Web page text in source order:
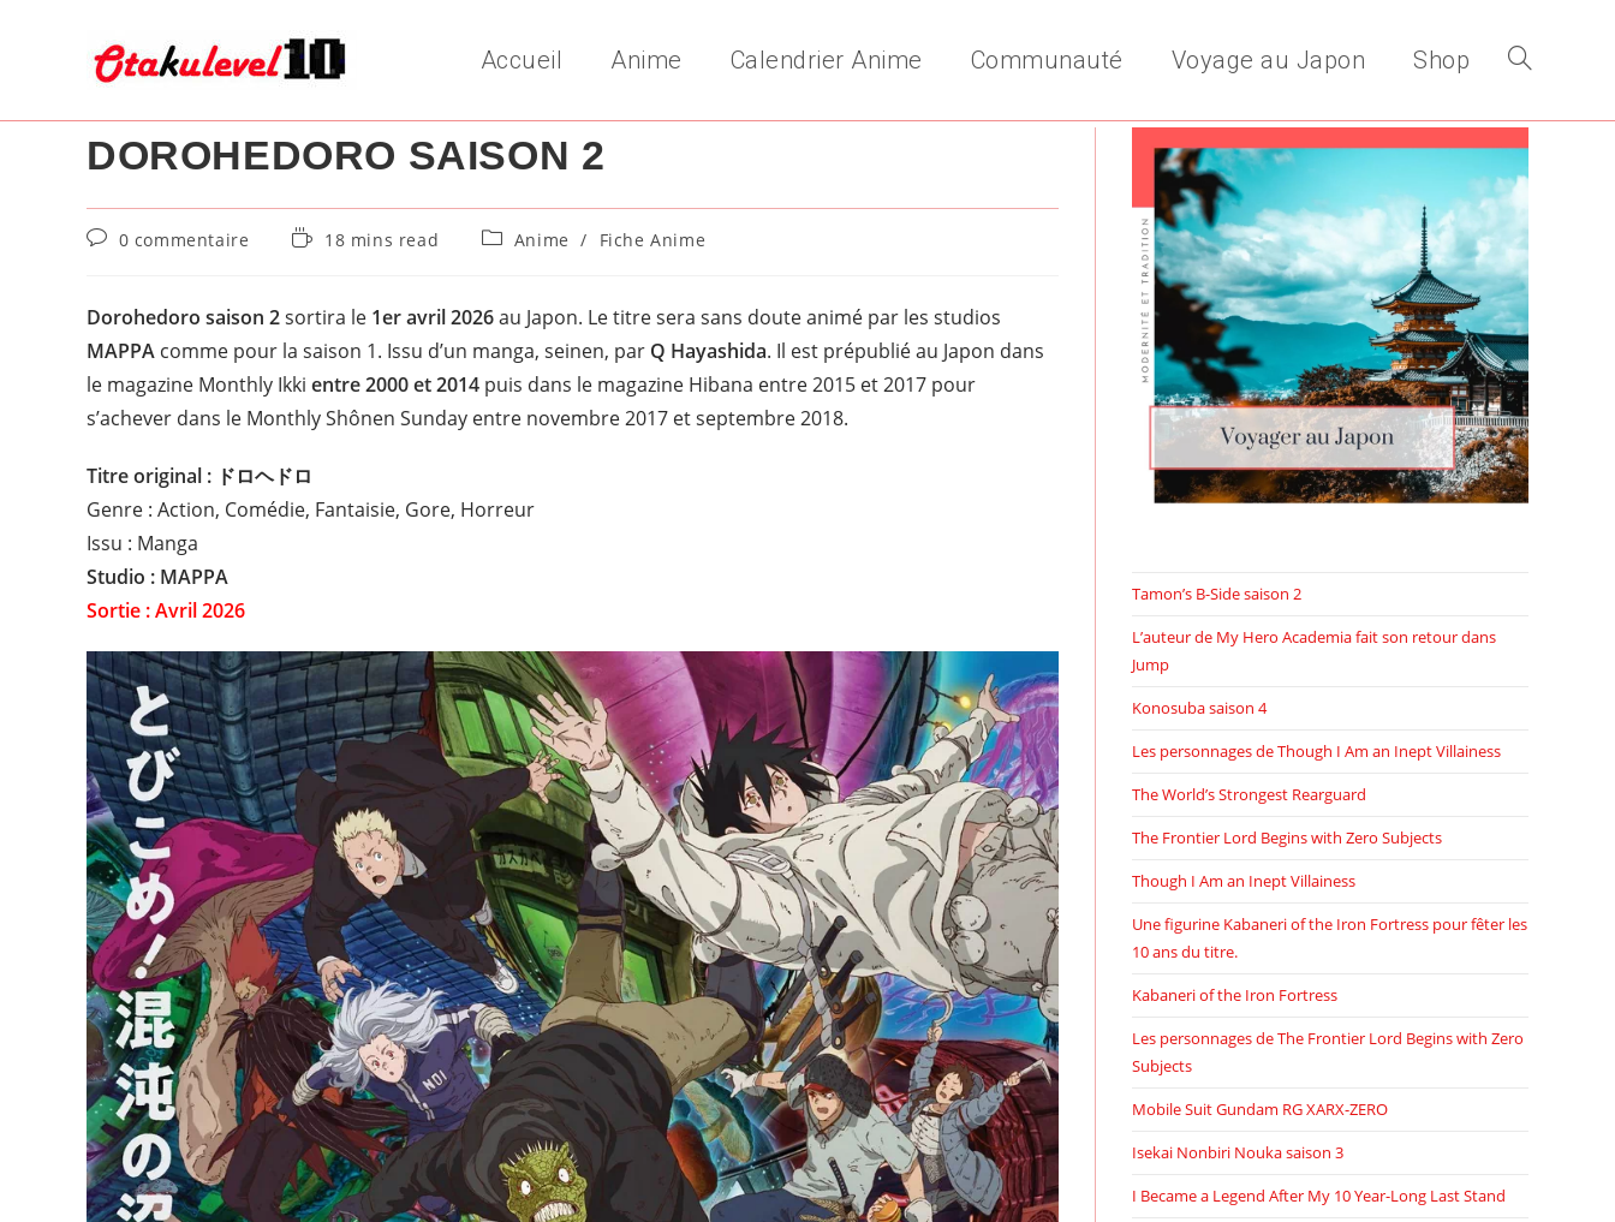
Accueil Anime Calendrier Anime Communauté Voyage au Japon Shop Toggle
website
search
DOROHEDORO SAISON 2
Commentaires
publication :
0 commentaire
Temps18 mins read
PostAnime / Fiche Anime
Dorohedoro saison 2sortira le 1er avril 2026au Japon. Le titre sera sans doute animé par les studios
MAPPA comme pour la saison 1. Issu d’un manga, seinen, par Q Hayashida. Il est prépublié au Japon dans
le magazine Monthly Ikki entre 2000 et 2014 puis dans le magazine Hibana entre 2015 et 2017 pour
s’achever dans le Monthly Shônen Sunday entre novembre 2017 et septembre 2018.
Titre original : ドロヘドロ
Genre : Action, Comédie, Fantaisie, Gore, Horreur
Issu : Manga
Studio : MAPPA
Sortie : Avril 2026
Tamon’s B-Side saison 2
L’auteur de My Hero Academia fait son retour dans
Jump
Konosuba saison 4
Les personnages de Though I Am an Inept Villainess
The World’s Strongest Rearguard
The Frontier Lord Begins with Zero Subjects
Though I Am an Inept Villainess
Une figurine Kabaneri of the Iron Fortress pour fêter les
10 ans du titre.
Kabaneri of the Iron Fortress
Les personnages de The Frontier Lord Begins with Zero
Subjects
Mobile Suit Gundam RG XARX-ZERO
Isekai Nonbiri Nouka saison 3
I Became a Legend After My 10 Year-Long Last Stand